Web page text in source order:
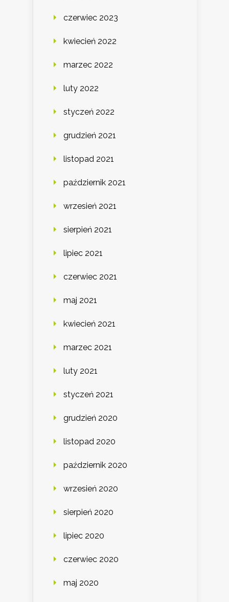
czerwiec 2023
kwiecień 2022
marzec 2022
luty 2022
styczeń 2022
grudzień 2021
listopad 2021
październik 2021
wrzesień 2021
sierpień 2021
lipiec 2021
czerwiec 2021
maj 2021
kwiecień 2021
marzec 2021
luty 2021
styczeń 2021
grudzień 2020
listopad 2020
październik 2020
wrzesień 2020
sierpień 2020
lipiec 2020
czerwiec 2020
maj 2020